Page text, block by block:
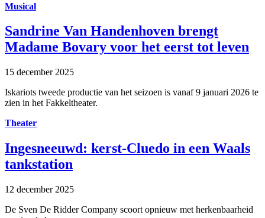
Musical
Sandrine Van Handenhoven brengt
Madame Bovary voor het eerst tot leven
15 december 2025
Iskariots tweede productie van het seizoen is vanaf 9 januari 2026 te
zien in het Fakkeltheater.
Theater
Ingesneeuwd: kerst-Cluedo in een Waals
tankstation
12 december 2025
De Sven De Ridder Company scoort opnieuw met herkenbaarheid